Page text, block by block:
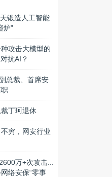
锻造人工智能
炉”
攻击大模型的
抗AI？
总裁、首席安
丁珂退休
穷，网安行业
万+次攻击...
络安保“零事